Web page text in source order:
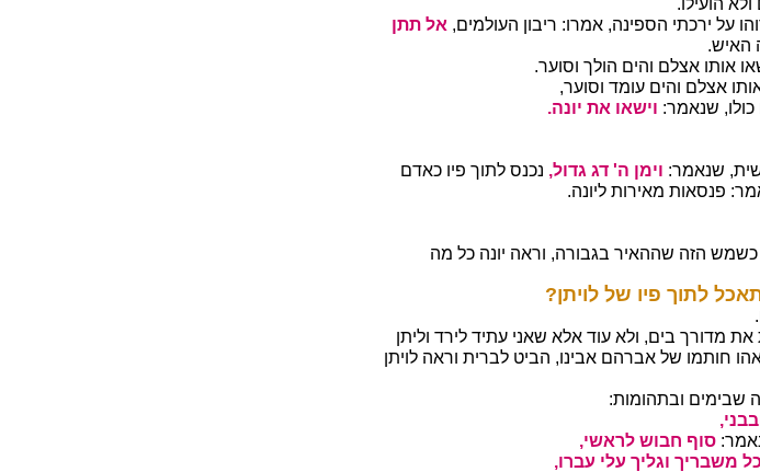
הועילו.
על ירכתי הספינה, אמרו: ריבון העולמים, אל תתן
האיש.
אותו אצלם והים הולך וסוער.
אצלם והים עומד וסוער,
כולו, שנאמר: וישאו את יונה.
שנאמר: וימן ה' דג גדול, נכנס לתוך פיו כאדם
פנסאות מאירות ליונה.
כשמש הזה שההאיר בגבורה, וראה יונה כל מה
לתוך פיו של לויתן?
מדורך בים, ולא עוד אלא שאני עתיד לירד וליתן
חותמו של אברהם אבינו, הביט לברית וראה לויתן
שבימים ובתהומות:
סוף חבוש לראשי,
כל משבריך וגליך עלי עברו,